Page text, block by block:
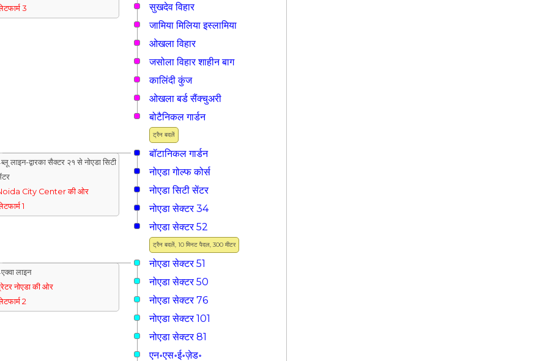
3
सुखदेव विहार
जामिया मिलिया इस्लामिया
ओखला विहार
जसोला विहार शाहीन बाग
कालिंदी कुंज
ओखला बर्ड सैंक्चुअरी
ट्रैन बदलें
बोटैनिकल गार्डन
बॉटानिकल गार्डन
लाइन-द्वारका सैक्टर २१ से नोएडा सिटी
City Center की ओर
1
नोएडा गोल्फ कोर्स
नोएडा सिटी सेंटर
नोएडा सेक्टर 34
ट्रैन बदलें, 10 मिनट पैदल, 300 मीटर
नोएडा सेक्टर 52
नोएडा सेक्टर 51
लाइन
नोएडा की ओर
2
नोएडा सेक्टर 50
नोएडा सेक्टर 76
नोएडा सेक्टर 101
नोएडा सेक्टर 81
एन॰एस॰ई॰ज़ेड॰